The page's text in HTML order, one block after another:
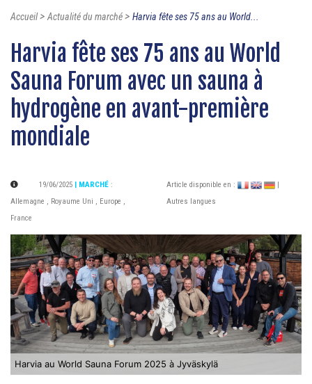
Accueil>Actualité du marché> Harvia fête ses 75 ans au World...
Harvia fête ses 75 ans au World
Sauna Forum avec un sauna à
hydrogène en avant-première
mondiale
19/06/2025 | MARCHÉ :
Allemagne , Royaume Uni , Europe ,
France
Article disponible en :
Autres langues
Harvia au World Sauna Forum 2025 à Jyväskylä